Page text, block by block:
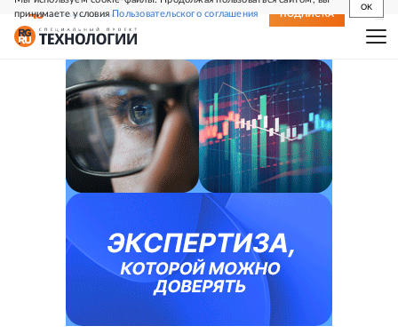
принимаете условияПользовательского соглашения
OK
СВЕЖИЙ НОМЕР ПОДПИСКА